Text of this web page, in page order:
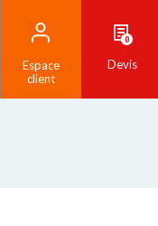
Espace
client
0
Devis